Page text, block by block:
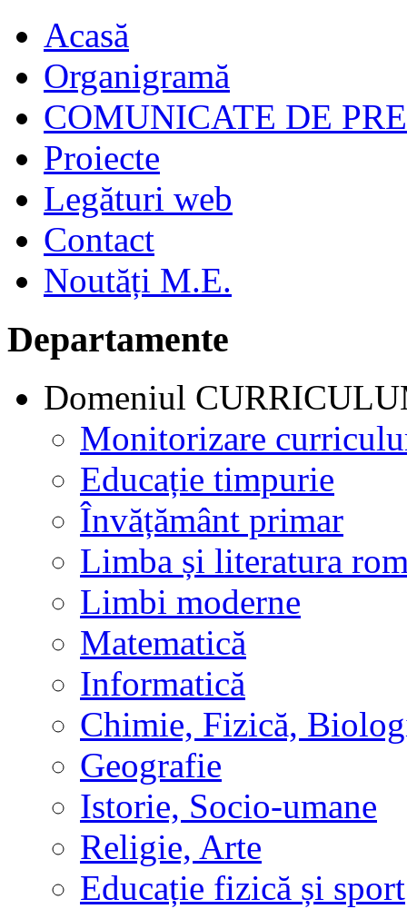
Acasă
Organigramă
COMUNICATE DE
Proiecte
Legături web
Contact
Noutăți M.E.
Departamente
Domeniul
Monitorizare
Educație timpurie
Învățământ primar
Limba și literatura
Limbi moderne
Matematică
Informatică
Chimie, Fizică,
Geografie
Istorie, Socio-umane
Religie, Arte
Educație fizică și sport